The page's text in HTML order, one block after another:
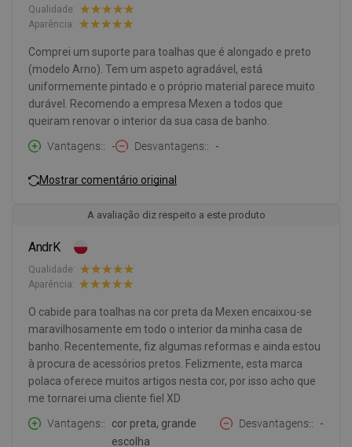
Qualidade:
Aparência:
Comprei um suporte para toalhas que é alongado e preto
(modelo Arno). Tem um aspeto agradável, está
uniformemente pintado e o próprio material parece muito
durável. Recomendo a empresa Mexen a todos que
queiram renovar o interior da sua casa de banho.
Vantagens:
- Desvantagens: -
Mostrar comentário original
A avaliação diz respeito a este produto
AndrK
Qualidade:
Aparência:
O cabide para toalhas na cor preta da Mexen encaixou-se
maravilhosamente em todo o interior da minha casa de
banho. Recentemente, fiz algumas reformas e ainda estou
à procura de acessórios pretos. Felizmente, esta marca
polaca oferece muitos artigos nesta cor, por isso acho que
me tornarei uma cliente fiel XD
Vantagens:
cor preta, grande
escolha
Desvantagens: -